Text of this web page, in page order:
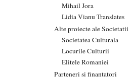
Mihail Jora
Lidia Vianu Translates
Alte proiecte ale Societatii
Societatea Culturala
Locurile Culturii
Elitele Romaniei
Parteneri si finantatori